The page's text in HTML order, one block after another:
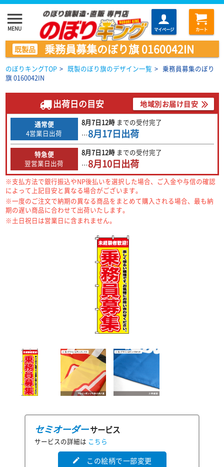
menu
MENU マイページ カート
既製品 乗務員募集のぼり旗 0160042IN
のぼりキングTOP > 既製のぼり旗のデザイン一覧 > 乗務員募集のぼり
旗 0160042IN
出荷日の目安 地域別お届け目安
通常便
4営業日出荷
8月7日12時 までの受付完了
…8月17日出荷
特急便
翌営業日出荷
8月7日12時 までの受付完了
…8月10日出荷
※支払方法で銀行振込やNP後払いを選択した場合、ご入金や与信の確認
によって上記目安と異なる場合がございます。
※一度のご注文で納期の異なる商品をまとめて購入される場合、最も納
期の遅い商品に合わせて出荷いたします。
※土日祝日は営業日に含まれません。
セミオーダーサービス
サービスの詳細は こちら
edit この絵柄で一部変更